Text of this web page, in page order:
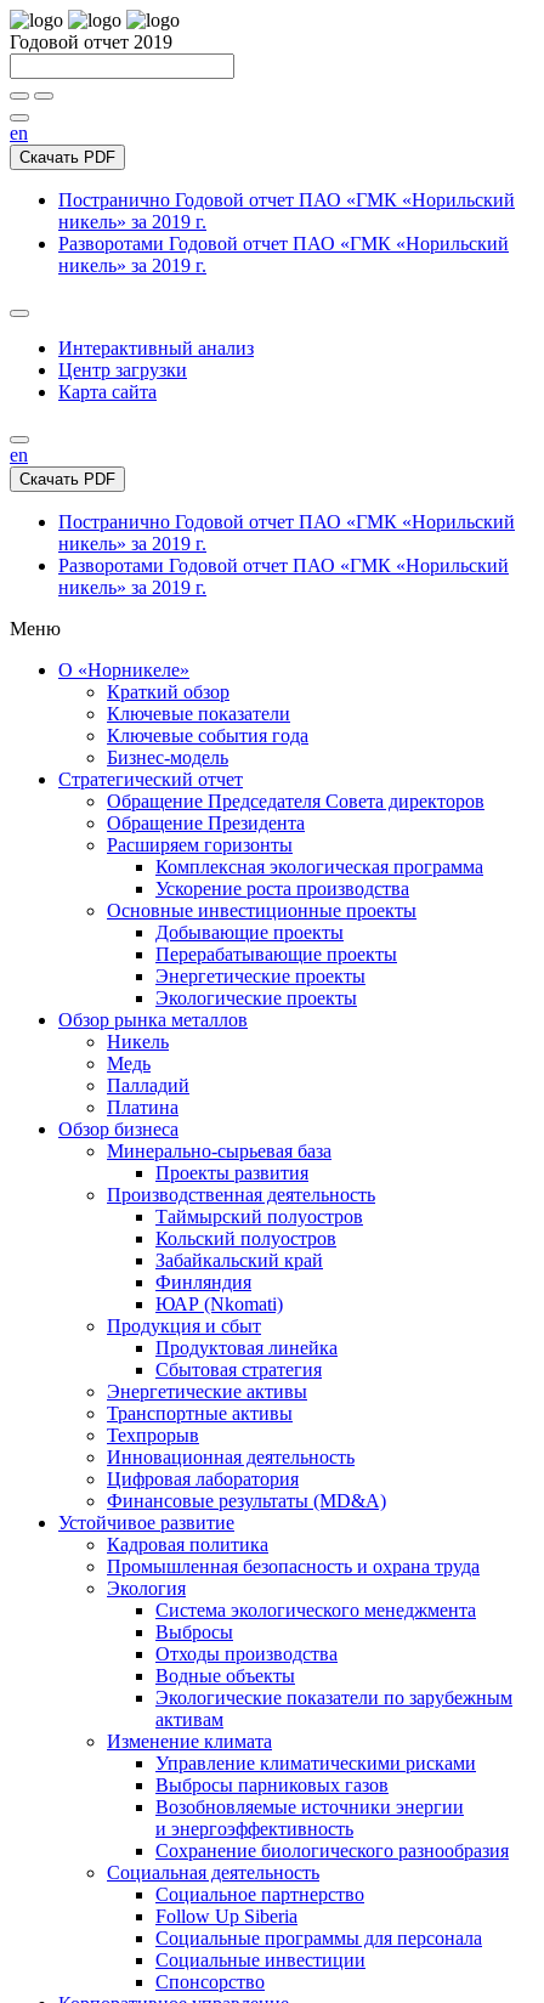
Годовой отчет 2019
en
Скачать PDF
Постранично Годовой отчет ПАО «ГМК «Норильский
никель» за 2019 г.
Разворотами Годовой отчет ПАО «ГМК «Норильский
никель» за 2019 г.
Интерактивный анализ
Центр загрузки
Карта сайта
en
Скачать PDF
Постранично Годовой отчет ПАО «ГМК «Норильский
никель» за 2019 г.
Разворотами Годовой отчет ПАО «ГМК «Норильский
никель» за 2019 г.
Меню
О «Норникеле»
Краткий обзор
Ключевые показатели
Ключевые события года
Бизнес-модель
Стратегический отчет
Обращение Председателя Совета директоров
Обращение Президента
Расширяем горизонты
Комплексная экологическая программа
Ускорение роста производства
Основные инвестиционные проекты
Добывающие проекты
Перерабатывающие проекты
Энергетические проекты
Экологические проекты
Обзор рынка металлов
Никель
Медь
Палладий
Платина
Обзор бизнеса
Минерально-сырьевая база
Проекты развития
Производственная деятельность
Таймырский полуостров
Кольский полуостров
Забайкальский край
Финляндия
ЮАР (Nkomati)
Продукция и сбыт
Продуктовая линейка
Сбытовая стратегия
Энергетические активы
Транспортные активы
Техпрорыв
Инновационная деятельность
Цифровая лаборатория
Финансовые результаты (MD&A)
Устойчивое развитие
Кадровая политика
Промышленная безопасность и охрана труда
Экология
Система экологического менеджмента
Выбросы
Отходы производства
Водные объекты
Экологические показатели по зарубежным
активам
Изменение климата
Управление климатическими рисками
Выбросы парниковых газов
Возобновляемые источники энергии
и энергоэффективность
Сохранение биологического разнообразия
Социальная деятельность
Социальное партнерство
Follow Up Siberia
Социальные программы для персонала
Социальные инвестиции
Спонсорство